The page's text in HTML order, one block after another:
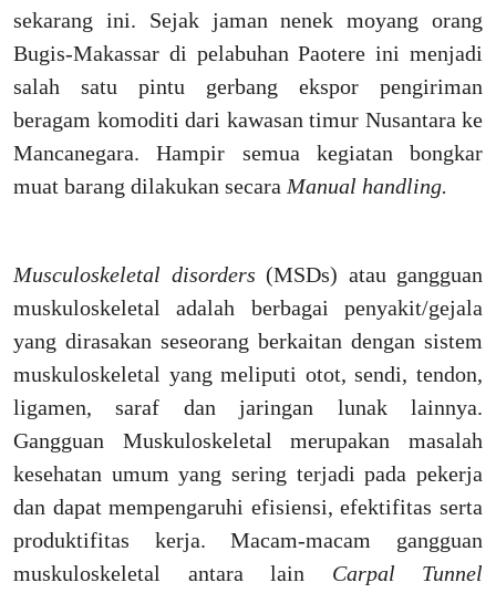
sekarang ini. Sejak jaman nenek moyang orang
Bugis-Makassar di pelabuhan Paotere ini menjadi
salah satu pintu gerbang ekspor pengiriman
beragam komoditi dari kawasan timur Nusantara ke
Mancanegara. Hampir semua kegiatan bongkar
muat barang dilakukan secara Manual handling.
Musculoskeletal disorders (MSDs) atau gangguan
muskuloskeletal adalah berbagai penyakit/gejala
yang dirasakan seseorang berkaitan dengan sistem
muskuloskeletal yang meliputi otot, sendi, tendon,
ligamen, saraf dan jaringan lunak lainnya.
Gangguan Muskuloskeletal merupakan masalah
kesehatan umum yang sering terjadi pada pekerja
dan dapat mempengaruhi efisiensi, efektifitas serta
produktifitas kerja. Macam-macam gangguan
muskuloskeletal antara lain Carpal Tunnel